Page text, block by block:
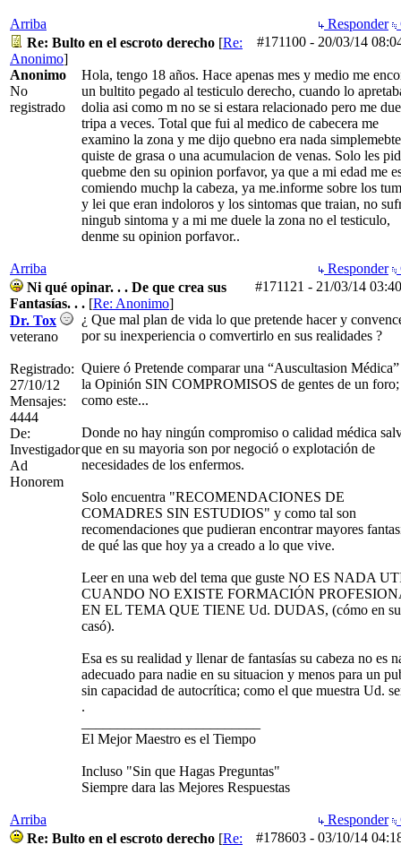
Arriba Responder
#171100 - 20/03/14
Re: Bulto en el escroto derecho [Re:
Anonimo]
Anonimo
No
registrado
Hola, tengo 18 años. Hace apenas mes y medio me
un bultito pegado al testiculo derecho, cuando lo
dolia asi como m no se si estara relacionado pero me
tripa a veces. Total que fui al medico de cabecera me
examino la zona y me dijo quebno era nada
quiste de grasa o una acumulacion de venas. Solo les
quebme den su opinion porfavor, ya que a mi edad me
comiendo muchp la cabeza, ya me.informe sobre los
y lei que eran indoloros y los sintomas que traian, no
ningub sintoma y a mi me duele la zona no el testiculo,
denme su opinion porfavor..
Arriba Responder
#171121 - 21/03/14
Ni qué opinar. . . De que crea sus
Fantasías. . . [Re: Anonimo]
Dr. Tox
veterano
Registrado:
27/10/12
Mensajes:
4444
De:
Investigador
Ad
Honorem
¿ Que mal plan de vida lo que pretende hacer y
por su inexperiencia o comvertirlo en sus realidades ?
Quiere ó Pretende comparar una “Auscultasion
la Opinión SIN COMPROMISOS de gentes de un foro;
como este...
Donde no hay ningún compromiso o calidad médica
que en su mayoria son por negoció o explotación de
necesidades de los enfermos.
Solo encuentra "RECOMENDACIONES DE
COMADRES SIN ESTUDIOS" y como tal son
recomendaciones que pudieran encontrar mayores
de qué las que hoy ya a creado a lo que vive.
Leer en una web del tema que guste NO ES NADA
CUANDO NO EXISTE FORMACIÓN
EN EL TEMA QUE TIENE Ud. DUDAS, (cómo en su
casó).
Esa es su realidad y llenar de fantasías su cabeza no es
adecuado para nadie en su situacion y menos para un
sin capacidad de autocrítica; como el que muestra Ud.
.
El Mejor Maestro es el Tiempo
Incluso "Sin que Hagas Preguntas"
Siempre dara las Mejores Respuestas
Arriba Responder
#178603 - 03/10/14
Re: Bulto en el escroto derecho [Re: